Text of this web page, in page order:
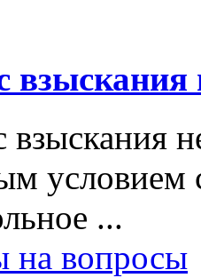
взыскания
взыскания
условием
...
на вопросы